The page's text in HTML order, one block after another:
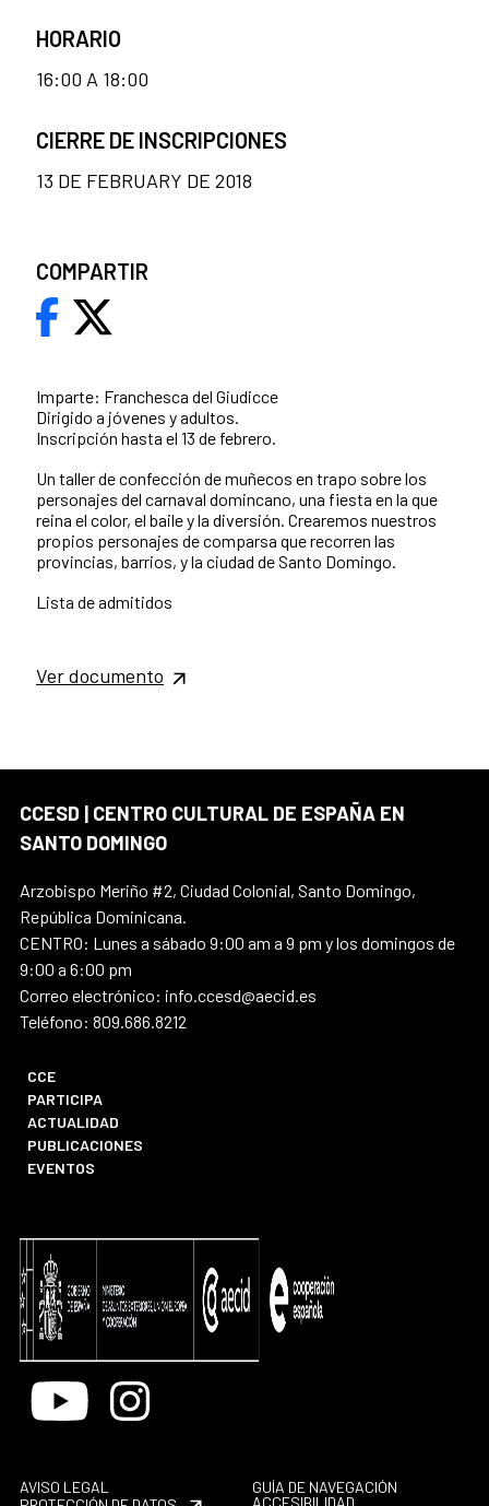
Imparte: Franchesca del Giudicce
Dirigido a jóvenes y adultos.
Inscripción hasta el 13 de febrero.
Un taller de confección de muñecos en trapo sobre los
personajes del carnaval domincano, una fiesta en la que
reina el color, el baile y la diversión. Crearemos nuestros
propios personajes de comparsa que recorren las
provincias, barrios, y la ciudad de Santo Domingo.
Lista de admitidos
Ver documento
HORARIO
16:00 A 18:00
CIERRE DE INSCRIPCIONES
13 DE FEBRUARY DE 2018
COMPARTIR
CCESD | CENTRO CULTURAL DE ESPAÑA EN
SANTO DOMINGO
Arzobispo Meriño #2, Ciudad Colonial, Santo Domingo,
República Dominicana.
CENTRO: Lunes a sábado 9:00 am a 9 pm y los domingos de
9:00 a 6:00 pm
Correo electrónico: info.ccesd@aecid.es
Teléfono: 809.686.8212
CCE
PARTICIPA
ACTUALIDAD
PUBLICACIONES
EVENTOS
Youtube Instagram
AVISO LEGAL
GUÍA DE NAVEGACIÓN